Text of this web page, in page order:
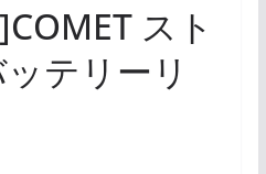
スト
テリーリ